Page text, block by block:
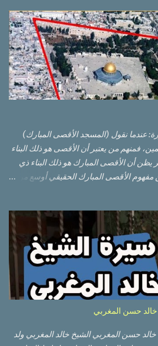
عندما نقول (المسجد الأقصى المبارك)
فمنهم من يعتبر أن الأقصى هو ذلك البناء
يظن أن الأقصى المبارك هو ذلك البناء ذي
مفهوم الأقصى المبارك الحقيقي أوسع من
من مدينة القدس القديمة المسورة (البلدة
فيالضفة الغربية. والمسجد الأقصى له
سور أيضاً وهو على شكل مضلع غير منتظم مساحته حوالي 144 دونم (144
تلة حارات البلدة القديمة – القدس
العتيقة كما هي اليوم يشمل المسجد الأقصى: قبة الصخرة المشرفة، (ذات
القلب بالنسبة للمسجد الأقصى
(ويستخدم الآن كمصلى للنساء يوم الجمعة). المصلى القِبلِي (المسجد
ذي القبة الرصاصية السوداء، والواقع أ...
خالد حسن المغربي
خالد حسن المغربي الشيخ خالد المغربي ولد